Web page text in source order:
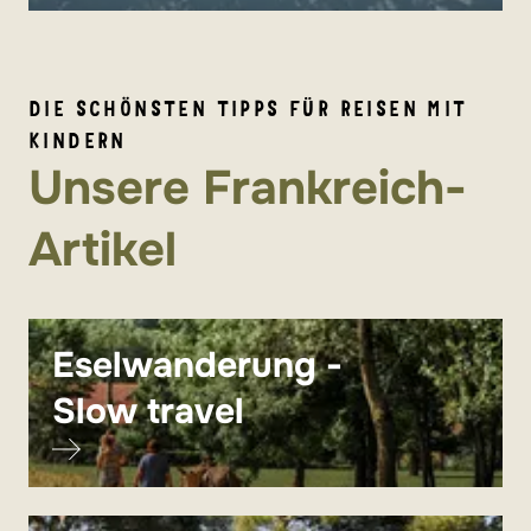
DIE SCHÖNSTEN TIPPS FÜR REISEN MIT
KINDERN
Unsere Frankreich-
Artikel
Eselwanderung -
Slow travel